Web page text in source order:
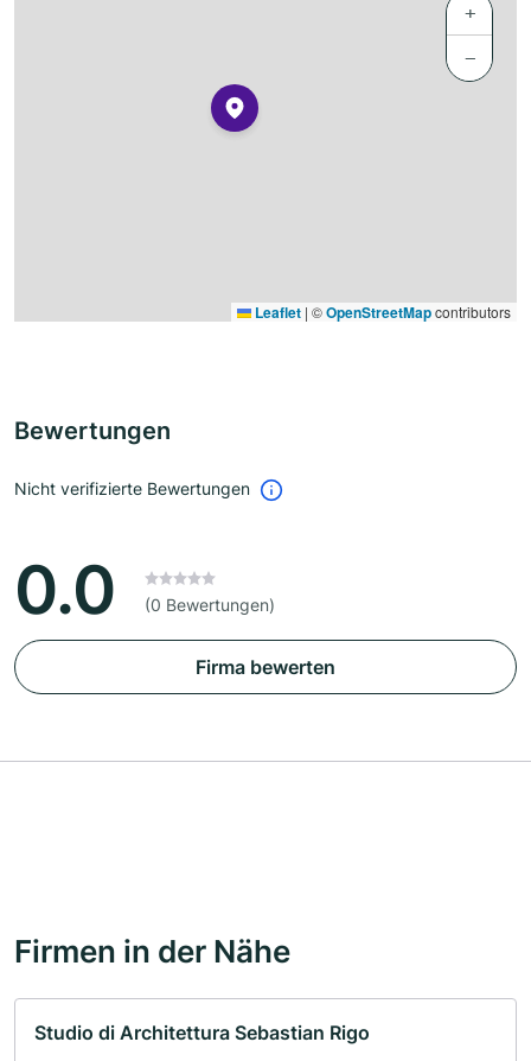
+
−
Leaflet | ©OpenStreetMapcontributors
Bewertungen
Nicht verifizierte Bewertungen
0.0 (0 Bewertungen)
Firma bewerten
Firmen in der Nähe
Studio di Architettura Sebastian Rigo